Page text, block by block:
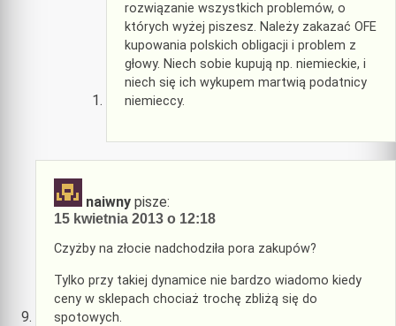
rozwiązanie wszystkich problemów, o
których wyżej piszesz. Należy zakazać OFE
kupowania polskich obligacji i problem z
głowy. Niech sobie kupują np. niemieckie, i
niech się ich wykupem martwią podatnicy
niemieccy.
naiwny pisze:
15 kwietnia 2013 o 12:18
Czyżby na złocie nadchodziła pora zakupów?
Tylko przy takiej dynamice nie bardzo wiadomo kiedy
ceny w sklepach chociaż trochę zbliżą się do
spotowych.